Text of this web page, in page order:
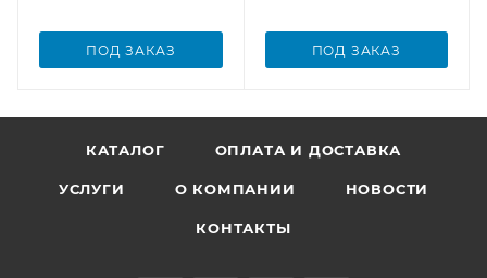
ПОД ЗАКАЗ ПОД ЗАКАЗ
КАТАЛОГ ОПЛАТА И ДОСТАВКА
УСЛУГИ О КОМПАНИИ НОВОСТИ
КОНТАКТЫ